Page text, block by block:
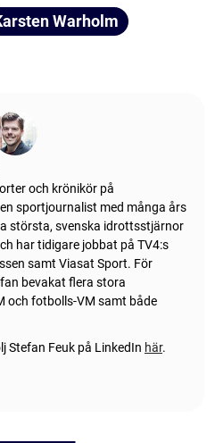
Warholm
och krönikör på
sportjournalist med många års
största, svenska idrottsstjärnor
har tidigare jobbat på TV4:s
samt Viasat Sport. För
bevakat flera stora
och fotbolls-VM samt både
Stefan Feuk på LinkedIn här.